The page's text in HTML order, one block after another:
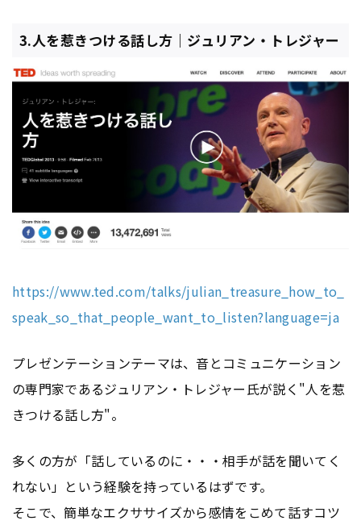
3.人を惹きつける話し方｜ジュリアン・トレジャー
https://www.ted.com/talks/julian_treasure_how_to_
speak_so_that_people_want_to_listen?language=ja
プレゼンテーションテーマは、音とコミュニケーション
の専門家であるジュリアン・トレジャー氏が説く"人を惹
きつける話し方"。
多くの方が「話しているのに・・・相手が話を聞いてく
れない」という経験を持っているはずです。
そこで、簡単なエクササイズから感情をこめて話すコツ